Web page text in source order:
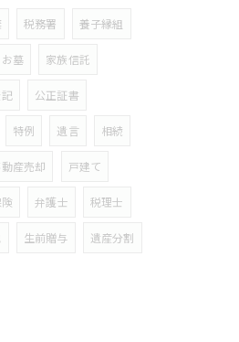
税務署 養子縁組
お墓 家族信託
公正証書
特例 遺言 相続
産売却 戸建て
弁護士 税理士
生前贈与 遺産分割